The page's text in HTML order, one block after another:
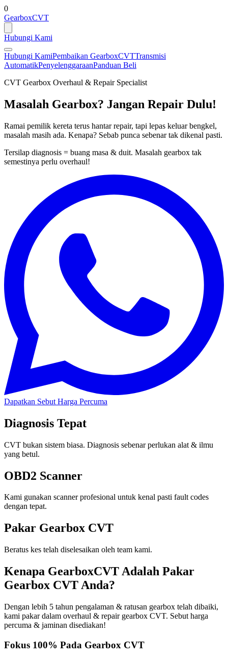
0
GearboxCVT
Hubungi Kami
Hubungi KamiPembaikan GearboxCVTTransmisi
AutomatikPenyelenggaraanPanduan Beli
CVT Gearbox Overhaul & Repair Specialist
Masalah Gearbox? Jangan Repair Dulu!
Ramai pemilik kereta terus hantar repair, tapi lepas keluar bengkel,
masalah masih ada. Kenapa? Sebab punca sebenar tak dikenal pasti.
Tersilap diagnosis = buang masa & duit. Masalah gearbox tak
semestinya perlu overhaul!
Dapatkan Sebut Harga Percuma
Diagnosis Tepat
CVT bukan sistem biasa. Diagnosis sebenar perlukan alat & ilmu
yang betul.
OBD2 Scanner
Kami gunakan scanner profesional untuk kenal pasti fault codes
dengan tepat.
Pakar Gearbox CVT
Beratus kes telah diselesaikan oleh team kami.
Kenapa GearboxCVT Adalah Pakar
Gearbox CVT Anda?
Dengan lebih 5 tahun pengalaman & ratusan gearbox telah dibaiki,
kami pakar dalam overhaul & repair gearbox CVT. Sebut harga
percuma & jaminan disediakan!
Fokus 100% Pada Gearbox CVT